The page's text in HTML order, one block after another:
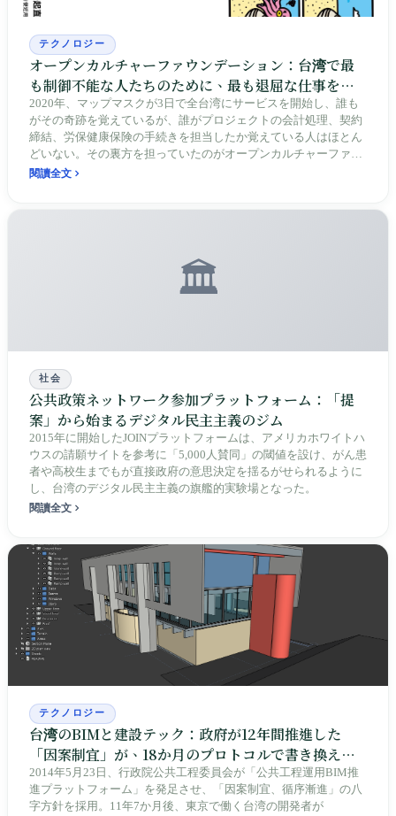
テクノロジー
オープンカルチャーファウンデーション：台湾で最
も制御不能な人たちのために、最も退屈な仕事をす
る
2020年、マップマスクが3日で全台湾にサービスを開始し、誰も
がその奇跡を覚えているが、誰がプロジェクトの会計処理、契約
締結、労保健康保険の手続きを担当したか覚えている人はほとん
どいない。その裏方を担っていたのがオープンカルチャーファウ
ンデーション（OCF）である。「誰も万能ではない」と叫ぶ分散
閱讀全文
🏛️
社会
公共政策ネットワーク参加プラットフォーム：「提
案」から始まるデジタル民主主義のジム
2015年に開始したJOINプラットフォームは、アメリカホワイトハ
ウスの請願サイトを参考に「5,000人賛同」の閾値を設け、がん患
者や高校生までもが直接政府の意思決定を揺るがせられるように
し、台湾のデジタル民主主義の旗艦的実験場となった。
閱讀全文
テクノロジー
台湾のBIMと建設テック：政府が12年間推進した
「因案制宜」が、18か月のプロトコルで書き換えら
れた
2014年5月23日、行政院公共工程委員会が「公共工程運用BIM推
進プラットフォーム」を発足させ、「因案制宜、循序漸進」の八
字方針を採用。11年7か月後、東京で働く台湾の開発者が